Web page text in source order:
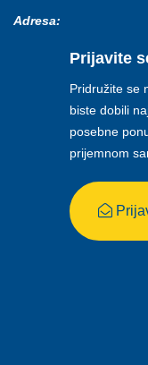
Adresa:
Prijavite
Pridružite se
biste dobili
posebne
prijemnom